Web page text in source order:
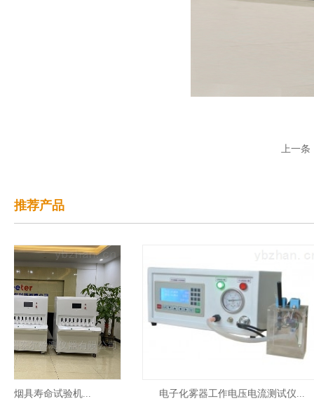
上一条
推荐产品
具寿命试验机... 电子化雾器工作电压电流测试仪...